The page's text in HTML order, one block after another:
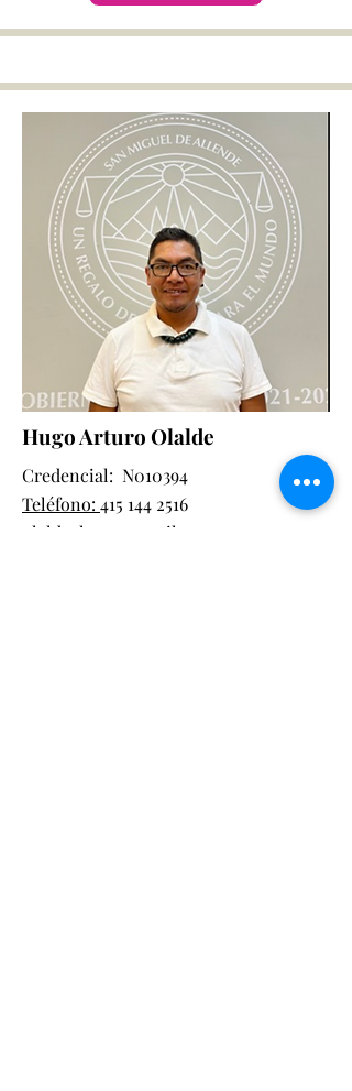
Hugo Arturo Olalde
Credencial: N010394
Teléfono: 415 144 2516
olaldeehugo@gmail.com